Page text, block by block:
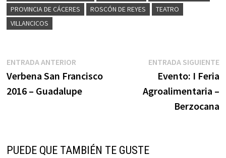
PROVINCIA DE CÁCERES
ROSCÓN DE REYES
TEATRO
VILLANCICOS
Navegación
de
ENTRADA ANTERIOREntrada
anterior:
Verbena San Francisco
2016 – Guadalupe
ENTRADA SIGUIENTE
Evento: I Feria
Agroalimentaria –
Berzocana
PUEDE QUE TAMBIÉN TE GUSTE